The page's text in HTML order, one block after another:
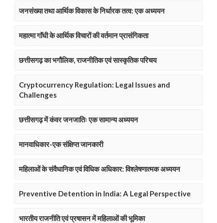
जनसंख्या तथा आर्थिक विकास के निर्धारक तत्व: एक अध्ययन
महात्मा गाॅंधी के आर्थिक विचारों की वर्तमान प्रासंगिकता
छत्तीसगढ़ का भगौलिक, राजनीतिक एवं सास्कृतिक परिचय
Cryptocurrency Regulation: Legal Issues and
Challenges
छत्तीसगढ़ में कंवर जनजातिः एक सामान्य अध्ययन
मानवाधिकार-एक संक्षिप्त जानकारी
महिलाओं के संवैधानिक एवं विधिक अधिकार: विश्लेषणात्मक अध्ययन
Preventive Detention in India: A Legal Perspective
भारतीय राजनीति एवं प्रषासन में महिलाओं की भूमिका